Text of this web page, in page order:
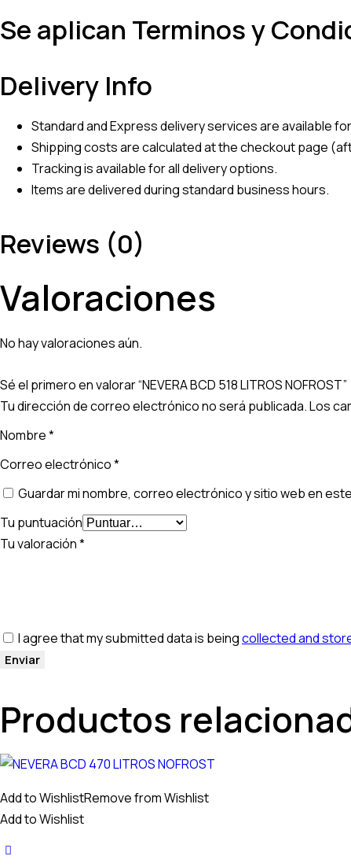
Se aplican Terminos y
Delivery Info
Standard and Express delivery services are available
Shipping costs are calculated at the checkout page
Tracking is available for all delivery options.
Items are delivered during standard business hours.
Reviews (0)
Valoraciones
No hay valoraciones aún.
Sé el primero en valorar “NEVERA BCD 518 LITROS NOFROST”
Tu dirección de correo electrónico no será publicada.Los
Nombre*
Correo electrónico*
Guardar mi nombre, correo electrónico y sitio web en
Tu puntuación
Tu valoración*
I agree that my submitted data is beingcollected and
Productos
Add to WishlistRemove from Wishlist
Add to Wishlist